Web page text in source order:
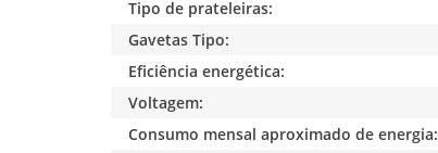
Tipo de prateleiras:
Gavetas Tipo:
Eficiência energética:
Voltagem:
Consumo mensal aproximado de energia: